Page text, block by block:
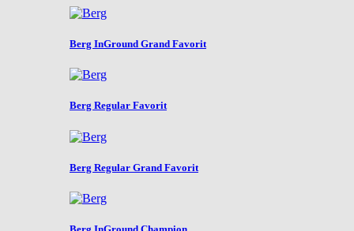
Berg InGround Grand Favorit
Berg Regular Favorit
Berg Regular Grand Favorit